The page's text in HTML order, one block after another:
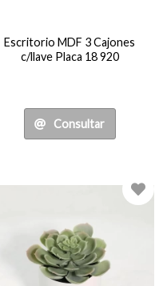
Escritorio MDF 3 Cajones
c/llave Placa 18 920
Consultar